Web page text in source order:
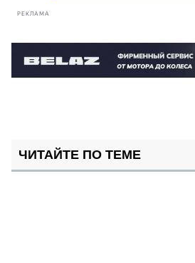
РЕКЛАМА
ЧИТАЙТЕ ПО ТЕМЕ